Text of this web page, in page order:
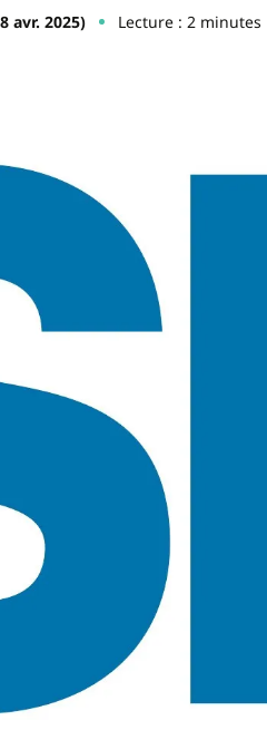
avr. 2025) Lecture : 2 minutes